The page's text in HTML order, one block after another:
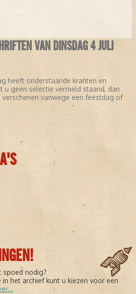
VAN DINSDAG 4 JULI
heeft onderstaande kranten en
u geen selectie vermeld staand, dan
verschenen vanwege een feestdag of
spoed nodig?
het archief kunt u kiezen voor een